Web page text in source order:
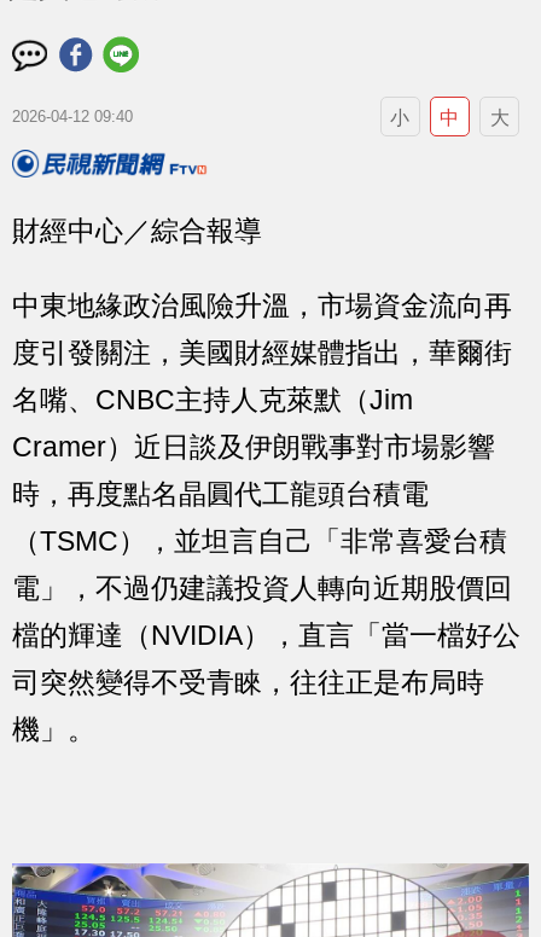
2026-04-12 09:40 小 中 大
財經中心／綜合報導
中東地緣政治風險升溫，市場資金流向再
度引發關注，美國財經媒體指出，華爾街
名嘴、CNBC主持人克萊默（Jim
Cramer）近日談及伊朗戰事對市場影響
時，再度點名晶圓代工龍頭台積電
（TSMC），並坦言自己「非常喜愛台積
電」，不過仍建議投資人轉向近期股價回
檔的輝達（NVIDIA），直言「當一檔好公
司突然變得不受青睞，往往正是布局時
機」。